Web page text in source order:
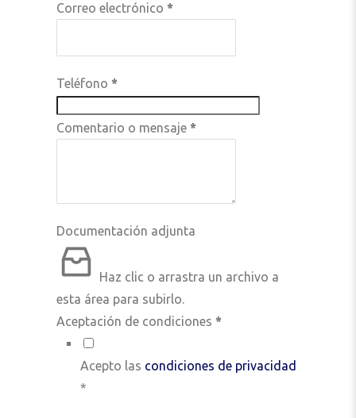
Correo electrónico *
Teléfono *
Comentario o mensaje *
Documentación adjunta
Haz clic o arrastra un archivo a
esta área para subirlo.
Aceptación de condiciones *
Acepto las condiciones de privacidad
*